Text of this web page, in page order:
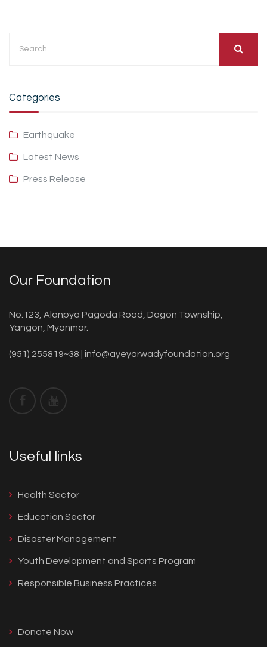
Categories
Earthquake
Latest News
Press Release
Our Foundation
No.123, Alanpya Pagoda Road, Dagon Township,
Yangon, Myanmar.
(951) 255819~38 | info@ayeyarwadyfoundation.org
Useful links
Health Sector
Education Sector
Disaster Management
Youth Development and Sports Program
Responsible Business Practices
Donate Now